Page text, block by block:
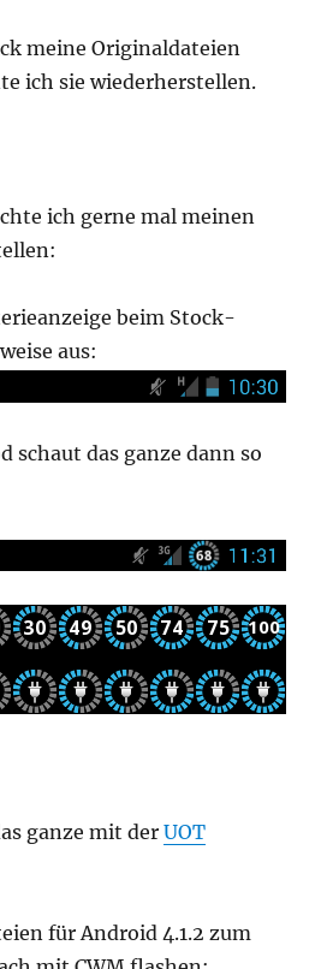
meine Originaldateien
ich sie wiederherstellen.
ich gerne mal meinen
beim Stock-
aus:
schaut das ganze dann so
ganze mit derUOT
für Android 4.1.2 zum